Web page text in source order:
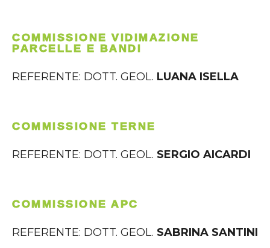
COMMISSIONE VIDIMAZIONE
PARCELLE E BANDI
REFERENTE: DOTT. GEOL. LUANA ISELLA
COMMISSIONE TERNE
REFERENTE: DOTT. GEOL. SERGIO AICARDI
COMMISSIONE APC
REFERENTE: DOTT. GEOL. SABRINA SANTINI